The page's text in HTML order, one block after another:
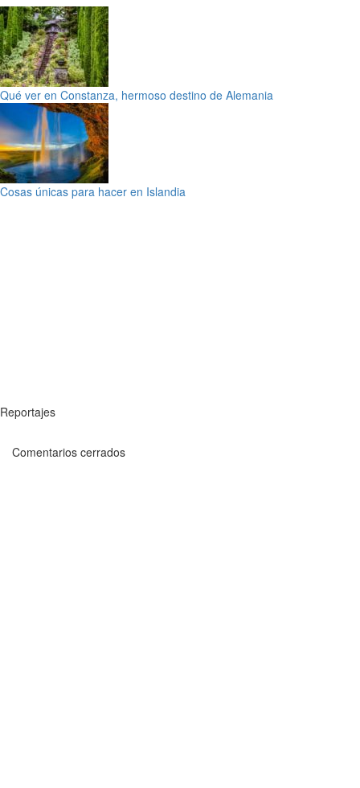
Qué ver en Constanza, hermoso destino de Alemania
Cosas únicas para hacer en Islandia
Reportajes
Comentarios cerrados